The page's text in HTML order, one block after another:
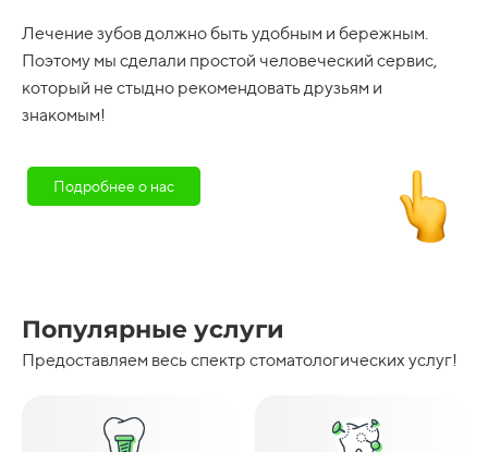
Лечение зубов должно быть удобным и бережным.
Поэтому мы сделали простой человеческий сервис,
который не стыдно рекомендовать друзьям и
знакомым!
Подробнее о нас
Популярные услуги
Предоставляем весь спектр стоматологических услуг!